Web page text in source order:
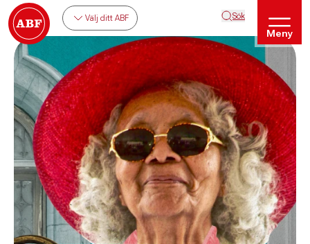
Välj ditt ABF Sök
Meny